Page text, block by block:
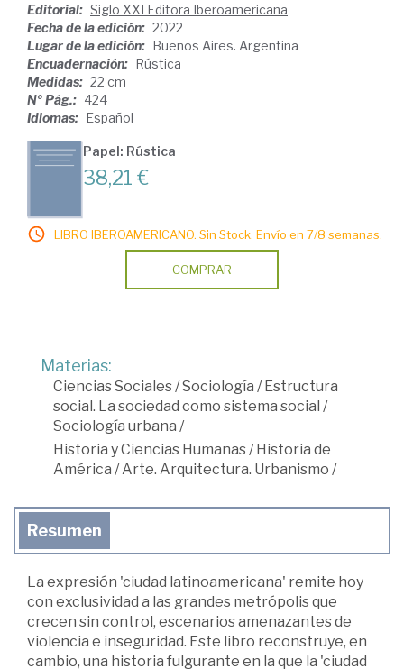
Editorial: Siglo XXI Editora Iberoamericana
Fecha de la edición: 2022
Lugar de la edición: Buenos Aires. Argentina
Encuadernación: Rústica
Medidas: 22 cm
Nº Pág.: 424
Idiomas: Español
Papel: Rústica
38,21 €
LIBRO IBEROAMERICANO. Sin Stock. Envío en 7/8 semanas.
COMPRAR
Materias:
Ciencias Sociales /Sociología /Estructura
social. La sociedad como sistema social /
Sociología urbana /
Historia y Ciencias Humanas /Historia de
América /Arte. Arquitectura. Urbanismo /
Resumen
La expresión 'ciudad latinoamericana' remite hoy
con exclusividad a las grandes metrópolis que
crecen sin control, escenarios amenazantes de
violencia e inseguridad. Este libro reconstruye, en
cambio, una historia fulgurante en la que la 'ciudad